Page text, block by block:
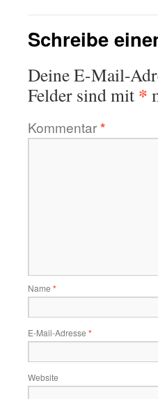
Schreibe
Deine E-Mail-
Felder sind mit *
Kommentar*
Name *
E-Mail-Adresse *
Website